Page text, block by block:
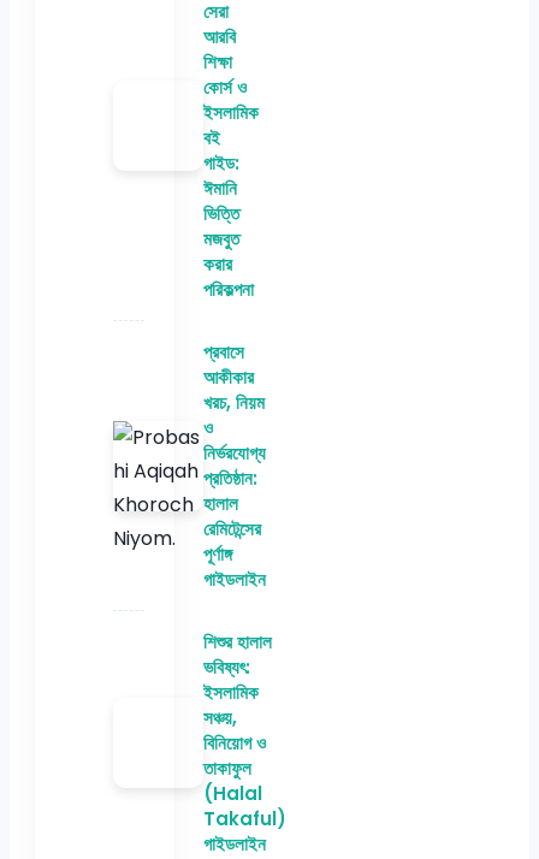
সেরা
আরবি
শিক্ষা
কোর্স ও
ইসলামিক
বই
গাইড:
ঈমানি
ভিত্তি
মজবুত
করার
পরিকল্পনা
প্রবাসে
আকীকার
খরচ, নিয়ম
ও
নির্ভরযোগ্য
প্রতিষ্ঠান:
হালাল
রেমিটেন্সের
পূর্ণাঙ্গ
গাইডলাইন
শিশুর হালাল
ভবিষ্যৎ:
ইসলামিক
সঞ্চয়,
বিনিয়োগ ও
তাকাফুল
(Halal
Takaful)
গাইডলাইন